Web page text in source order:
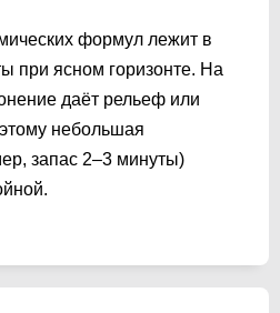
формул лежит в
при ясном горизонте. На
даёт рельеф или
небольшая
запас 2–3 минуты)